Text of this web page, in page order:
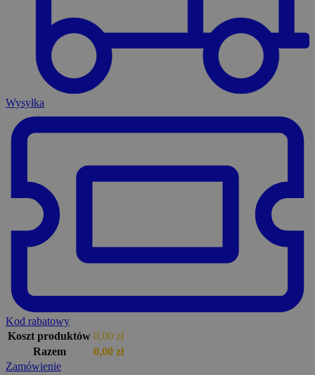
Wysyłka
Kod rabatowy
Koszt produktów 0,00 zł
Razem
0,00 zł
Zamówienie